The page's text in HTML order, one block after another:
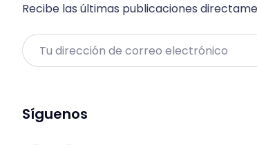
Recibe las últimas publicaciones
Email
Síguenos